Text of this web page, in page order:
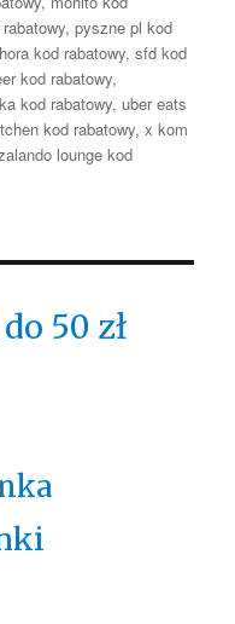
,pyszne pl kod
kod rabatowy,sfd kod
kod rabatowy,
kod rabatowy, uber eats
kod rabatowy,x kom
lounge kod
50 zł